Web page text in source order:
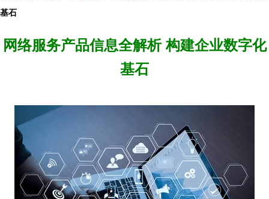
基石
网络服务产品信息全解析 构建企业数字化
基石